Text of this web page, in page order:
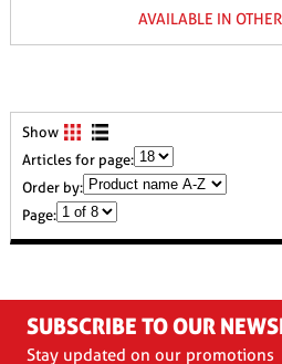
AVAILABLE IN
Show
Articles for page:
Order by:
Page:
SUBSCRIBE TO OUR
Stay updated on our promotions